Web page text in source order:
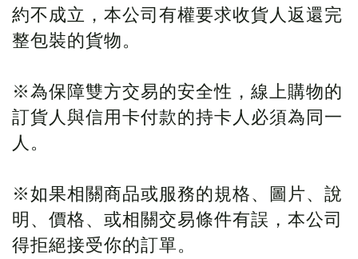
約不成立，本公司有權要求收貨人返還完
整包裝的貨物。
※為保障雙方交易的安全性，線上購物的
訂貨人與信用卡付款的持卡人必須為同一
人。
※如果相關商品或服務的規格、圖片、說
明、價格、或相關交易條件有誤，本公司
得拒絕接受你的訂單。